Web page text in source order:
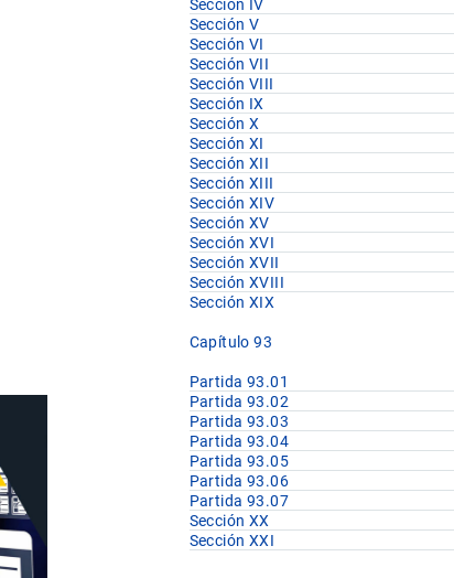
Sección IV
Sección V
Sección VI
Sección VII
Sección VIII
Sección IX
Sección X
Sección XI
Sección XII
Sección XIII
Sección XIV
Sección XV
Sección XVI
Sección XVII
Sección XVIII
Sección XIX
Capítulo 93
Partida 93.01
Partida 93.02
Partida 93.03
Partida 93.04
Partida 93.05
Partida 93.06
Partida 93.07
Sección XX
Sección XXI